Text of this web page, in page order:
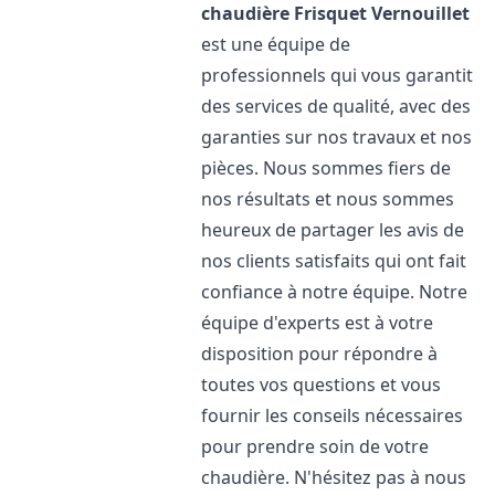
chaudière FrisquetVernouillet
est une équipe de
professionnels qui vous garantit
des services de qualité, avec des
garanties sur nos travaux et nos
pièces. Nous sommes fiers de
nos résultats et nous sommes
heureux de partager les avis de
nos clients satisfaits qui ont fait
confiance à notre équipe. Notre
équipe d'experts est à votre
disposition pour répondre à
toutes vos questions et vous
fournir les conseils nécessaires
pour prendre soin de votre
chaudière. N'hésitez pas à nous